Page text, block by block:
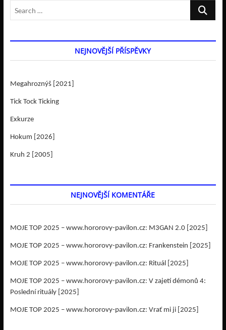
Search
NEJNOVĚJŠÍ PŘÍSPĚVKY
Megahroznýš [2021]
Tick Tock Ticking
Exkurze
Hokum [2026]
Kruh 2 [2005]
NEJNOVĚJŠÍ KOMENTÁŘE
MOJE TOP 2025 – www.hororovy-pavilon.cz: M3GAN 2.0 [2025]
MOJE TOP 2025 – www.hororovy-pavilon.cz: Frankenstein [2025]
MOJE TOP 2025 – www.hororovy-pavilon.cz: Rituál [2025]
MOJE TOP 2025 – www.hororovy-pavilon.cz: V zajetí démonů 4:
Poslední rituály [2025]
MOJE TOP 2025 – www.hororovy-pavilon.cz: Vrať mi ji [2025]